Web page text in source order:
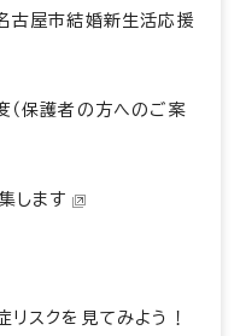
古屋市結婚新生活応援
（保護者の方へのご案
します
スクを見てみよう！